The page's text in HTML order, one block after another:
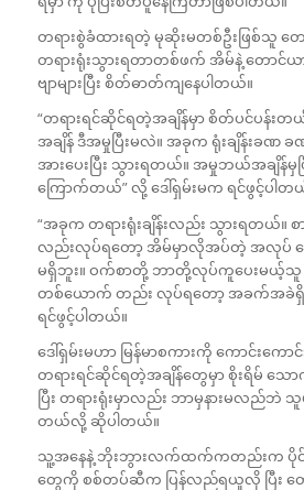
တရားစွဲခံထားရတဲ့ မုဆိုးမတစ်ဦးဖြစ်သူ တ
တရားရုံးသွားရတာတစ်ဖက် အိမ်နဲ့ တော
ဗျာများပြီး စိတ်ဓာတ်ကျနေပါတယ်။
“တရားရင်ဆိုင်ရတဲ့အချိန်မှာ စိတ်ပင်ပန်း
အချိန် ဒီအမှုပြီးမလဲ။ အခုက ရုံးချိန်းခဏ ခ
အားပေးပြီး သွားရတယ်။ အမှုဘယ်အချိန်မှ
ကြောက်တယ်” လို့ ဒေါ်ရှမ်းမက ရင်ဖွင့်ပါတ
“အခုက တရားရုံးချိန်းလည်း သွားရတယ်။
လည်းလုပ်ရတော့ အိမ်မှာလိုအပ်တဲ့ အလုပ်
မရှိဘူး။ ဝက်စာတို့ ဘာတို့လုပ်ကူပေးမယ့်သူ
တစ်ယောက် တည်း လုပ်ရတော့ အခက်အခဲရှိ
ရင်ဖွင့်ပါတယ်။
ဒေါ်ရှမ်းမဟာ မြန်မာစကားကို ကောင်းကေ
တရားရင်ဆိုင်ရတဲ့အချိန်တွေမှာ စိုးရိမ် သေ
ပြီး တရားရုံးမှာလည်း ဘာမှနားမလည်ဘဲ
တယ်လို့ ဆိုပါတယ်။
သူ့အနေနဲ့ ဘိုးဘွားလက်ထက်ကတည်းက ပို
တွေကို စစ်တပ်ဆီက ပြန်လည်ရယူလို ပြီး တ